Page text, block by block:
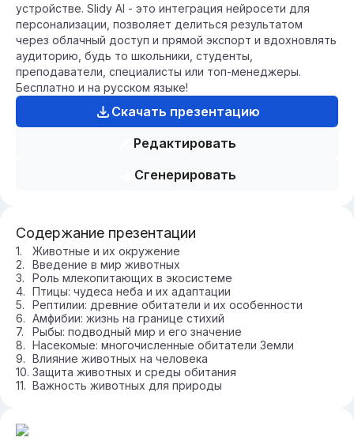
устройстве. Slidy AI - это интеграция нейросети для
персонализации, позволяет делиться результатом
через облачный доступ и прямой экспорт и вдохновлять
аудиторию, будь то школьники, студенты,
преподаватели, специалисты или топ-менеджеры.
Бесплатно и на русском языке!
Скачать презентацию
Редактировать
Сгенерировать
Содержание презентации
Животные и их окружение
Введение в мир животных
Роль млекопитающих в экосистеме
Птицы: чудеса неба и их адаптации
Рептилии: древние обитатели и их особенности
Амфибии: жизнь на границе стихий
Рыбы: подводный мир и его значение
Насекомые: многочисленные обитатели Земли
Влияние животных на человека
Защита животных и среды обитания
Важность животных для природы